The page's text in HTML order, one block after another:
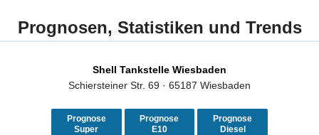
Prognosen, Statistiken und Trends
Shell Tankstelle Wiesbaden
Schiersteiner Str. 69 · 65187 Wiesbaden
Prognose
Super
Prognose
E10
Prognose
Diesel